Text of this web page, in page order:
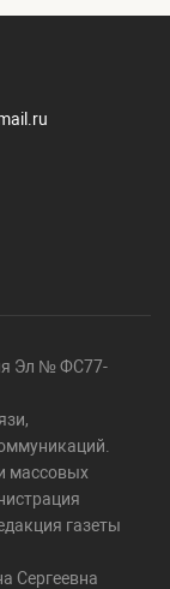
Эл № ФС77-
массовых
газеты
Сергеевна